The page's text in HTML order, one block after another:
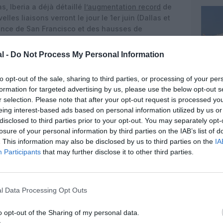
- Do Not Process My Personal Information
opt-out of the sale, sharing to third parties, or processing of your
for targeted advertising by us, please use the below opt-out
selection. Please note that after your opt-out request is processed
interest-based ads based on personal information utilized by us
to third parties prior to your opt-out. You may separately
of your personal information by third parties on the IAB’s list of
This information may also be disclosed by us to third parties on the
Participants that may further disclose it to other third parties.
Data Processing Opt Outs
opt-out of the Sharing of my personal data.
Iberia a déjà détaillé l’augmentation record de
liaisons verront le jour le 1er juin (Dallas et
de San Francisco et des hausses de
Miami et New York. Elle proposera en outre cinq
le territoire américain étant inclus dans la
Airlines, British Airways et Finnair. La low
été « la plupart de ses liaisons pré-pandémie
total de 220 vols par semaine en juillet et août.
dès le 19 juin, tandis queBogotale sera
de plus qu’en 2019), tout commeBuenos Aires.
vols quotidiens versLima,Santiago du Chiliet
(quatre par semaine vers Quito, trois vers
cinq rotations hebdomadaires,Saint-Domingue à
ses six vols hebdomadaires directs vers
, et ses quatre vers